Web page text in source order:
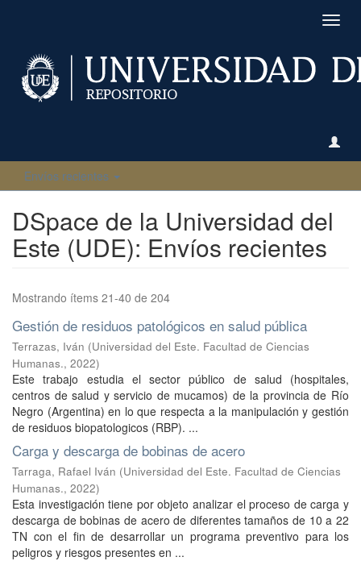
Envíos recientes
DSpace de la Universidad del
Este (UDE): Envíos recientes
Mostrando ítems 21-40 de 204
Gestión de residuos patológicos en salud pública
Terrazas, Iván (Universidad del Este. Facultad de Ciencias
Humanas., 2022)
Este trabajo estudia el sector público de salud (hospitales,
centros de salud y servicio de mucamos) de la provincia de Río
Negro (Argentina) en lo que respecta a la manipulación y gestión
de residuos biopatologicos (RBP). ...
Carga y descarga de bobinas de acero
Tarraga, Rafael Iván (Universidad del Este. Facultad de Ciencias
Humanas., 2022)
Esta investigación tiene por objeto analizar el proceso de carga y
descarga de bobinas de acero de diferentes tamaños de 10 a 22
TN con el fin de desarrollar un programa preventivo para los
peligros y riesgos presentes en ...